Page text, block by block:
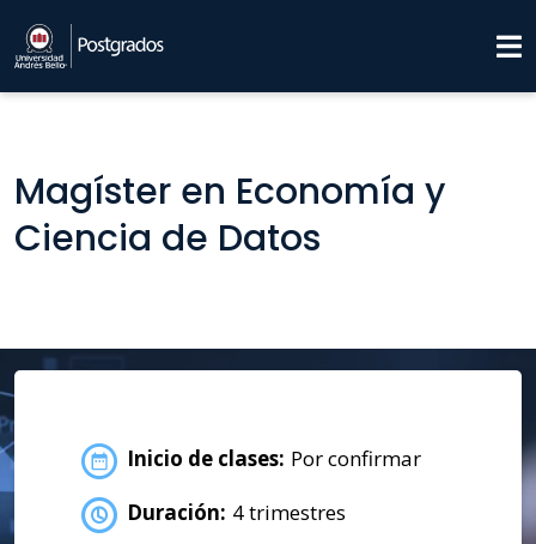
Magíster en Economía y
Ciencia de Datos
Inicio de clases: Por confirmar
Duración: 4 trimestres